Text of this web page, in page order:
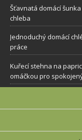
Šťavnatá domácí
chleba
Jednoduchý domácí
práce
Kuřecí stehna na
omáčkou pro